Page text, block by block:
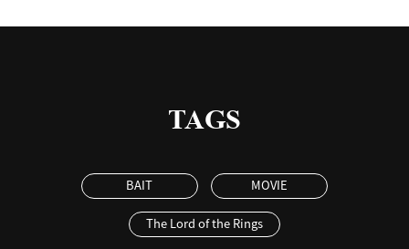
TAGS
BAIT MOVIE
The Lord of the Rings